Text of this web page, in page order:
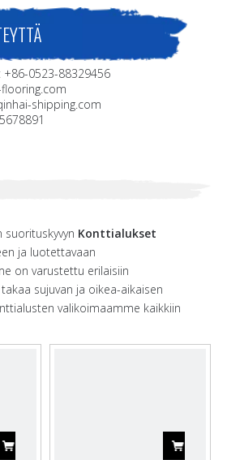
+86-0523-88329456
shipping.com
suorituskyvyn Konttialukset
ja luotettavaan
on varustettu erilaisiin
sujuvan ja oikea-aikaisen
valikoimaamme kaikkiin